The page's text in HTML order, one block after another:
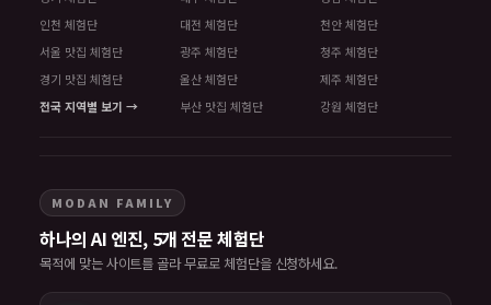
인천 체험단
서울 맛집 체험단
경기 맛집 체험단
전국 지역별 보기 →
대전 체험단
광주 체험단
울산 체험단
부산 맛집 체험단
천안 체험단
청주 체험단
제주 체험단
강원 체험단
MODAN FAMILY
하나의 AI 엔진, 5개 전문 체험단
목적에 맞는 사이트를 골라 무료로 체험단을 신청하세요.